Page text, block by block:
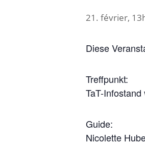
21. février,
Diese
Treffpunkt:
TaT-
Guide:
Nicolette